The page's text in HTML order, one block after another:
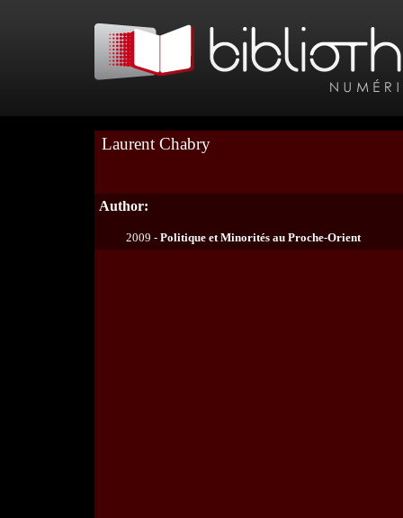
Laurent Chabry
Author:
2009 - Politique et Minorités au Proche-Orient